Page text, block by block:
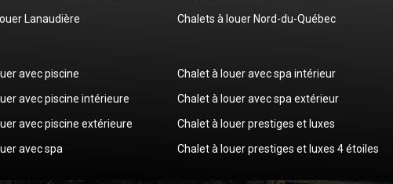
Lanaudière
Chalets à louer Nord-du-Québec
avec piscine
avec piscine intérieure
avec piscine extérieure
avec spa
Chalet à louer avec spa intérieur
Chalet à louer avec spa extérieur
Chalet à louer prestiges et luxes
Chalet à louer prestiges et luxes 4 étoiles